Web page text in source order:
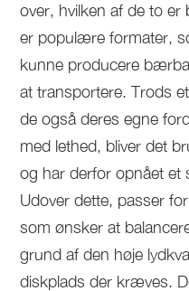
over, hvilken af de to
er populære formater,
kunne producere
at transportere. Trods
de også deres egne
med lethed, bliver det
og har derfor opnået et
Udover dette, passer
som ønsker at
grund af den høje
diskplads der kræves.